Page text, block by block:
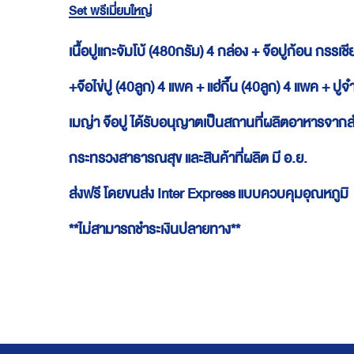
Set พรีเมี่ยมใหญ่
เนื้อปูแกะจัมโบ้ (480กรัม) 4 กล่อง + จ๊อปูก้อน กรรเ
+จ๊อไข่ปู (40ลูก) 4 แพค + แฮ่กึ๊น (40ลูก) 4 แพค + ปู
เมญ่า จ๊อปู ได้รับอนุญาตเป็นสถานที่ผลิตอาหารจาก
กระทรวงสาธารณสุข และสินค้าที่ผลิต มี อ.ย.
ส่งฟรี โดยขนส่ง Inter Express แบบควบคุมอุณหภูมิ
**ไม่สามารถชำระเงินปลายทาง**